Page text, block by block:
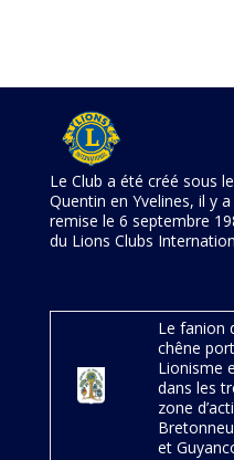
Le Club a été créé sous
Quentin en Yvelines, il y
remise le 6 septembre
du Lions Clubs
Le fanion
chêne
Lionisme
dans les
zone
et